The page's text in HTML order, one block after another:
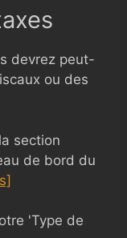
devrez peut-
ou des
section
de bord du
'Type de